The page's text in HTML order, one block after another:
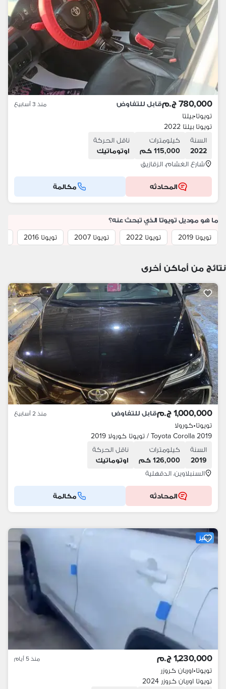
780,000 ج.م قابل للتفاوض منذ 3 أسابيع
تويوتا•بيلتا
تويوتا بيلتا 2022
السنة
2022
كيلومترات
115,000 كم
ناقل الحركة
اوتوماتيك
شارع الغشام، الزقازيق
المحادثه مكالمة
ما هو موديل تويوتا الذي تبحث عنه؟
تويوتا 2019
تويوتا 2022 تويوتا 2007 تويوتا 2016
نتائج من أماكن أخرى
1,000,000 ج.م قابل للتفاوض منذ 2 أسابيع
تويوتا•كورولا
Toyota Corolla 2019 / تويوتا كورولا 2019
السنة
2019
كيلومترات
126,000 كم
ناقل الحركة
اوتوماتيك
السنبلاوين، الدقهلية
المحادثه مكالمة
مميز
1,230,000 ج.م منذ 5 أيام
تويوتا•اوربان كروزر
تويوتا اوربان كروزر 2024